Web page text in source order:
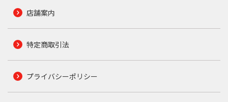
店舗案内
特定商取引法
プライバシーポリシー